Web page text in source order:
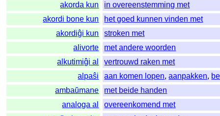
akorda kun
in overeenstemming met
akordi bone kun
het goed kunnen vinden met
akordiĝi kun
stroken met
alivorte
met andere woorden
alkutimiĝi al
vertrouwd raken met
alpaŝi
aan komen lopen,aanpakken,
ambaŭmane
met beide handen
analoga al
overeenkomend met